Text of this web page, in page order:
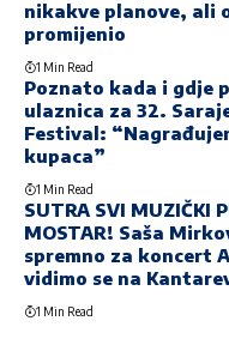
nikakve planove, ali
promijenio
1 Min Read
Poznato kada i gdje
ulaznica za 32.
Festival:
kupaca”
1 Min Read
SUTRA SVI MUZIČKI
MOSTAR! Saša
spremno za koncert
vidimo se na
1 Min Read